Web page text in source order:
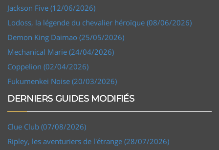
Jackson Five (12/06/2026)
Lodoss, la légende du chevalier héroïque (08/06/2026)
Demon King Daimao (25/05/2026)
Mechanical Marie (24/04/2026)
Coppelion (02/04/2026)
Fukumenkei Noise (20/03/2026)
DERNIERS GUIDES MODIFIÉS
Clue Club (07/08/2026)
Ripley, les aventuriers de l'étrange (28/07/2026)